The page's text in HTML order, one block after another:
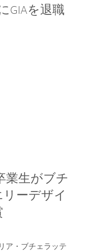
GIAを退職
業生がブチ
ーデザイ
ア・ブチェラッテ